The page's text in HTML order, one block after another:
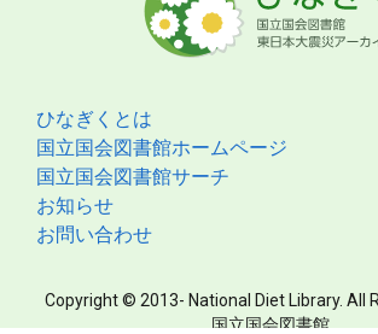
ひなぎくとは
国立国会図書館ホームページ
国立国会図書館サーチ
お知らせ
お問い合わせ
Copyright © 2013- National Diet Library. All